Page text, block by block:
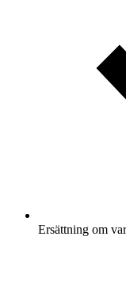
Ersättning om